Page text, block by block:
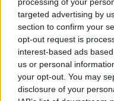
targeted advertising by
section to confirm your
opt-out request is
interest-based ads
us or personal
your opt-out. You may
disclosure of your
Καθηγητής
ΠΧΚ ΓΝΑ Λαϊκό.
Η θεματολογία της
ενδιαφέρουσα
καταρτισμένους